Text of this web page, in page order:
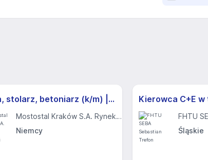
Cieśla, stolarz, betoniarz (k/m) | Praca w Niemczech, bez j. niemieckiego | Darmowe zakwaterowanie
Mostostal Kraków S.A. Rynek Niemiecki
Niemcy
FHTU
Śląskie